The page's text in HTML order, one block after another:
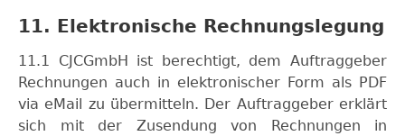
11. Elektronische Rechnungslegung
11.1 CJCGmbH ist berechtigt, dem Auftraggeber
Rechnungen auch in elektronischer Form als PDF
via eMail zu übermitteln. Der Auftraggeber erklärt
sich mit der Zusendung von Rechnungen in